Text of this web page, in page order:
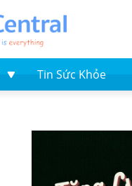
Tin Sức Khỏe